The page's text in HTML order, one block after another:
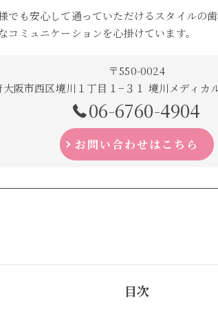
でも安心して通っていただけるスタイルの
コミュニケーションを心掛けています。
〒550-0024
大阪市西区境川１丁目１−３１ 境川メディカ
06-6760-4904
お問い合わせはこちら
目次